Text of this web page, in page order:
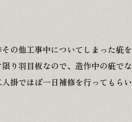
の他工事中についてしまった疵を
り羽目板なので、造作中の疵でな
掛でほぼ一日補修を行ってもらい